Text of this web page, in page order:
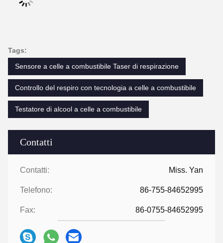
Contatti
Contatti: Miss. Yan
Telefono: 86-755-84652995
Fax: 86-0755-84652995
Tags:
Sensore a celle a combustibile Taser di respirazione
Controllo del respiro con tecnologia a celle a combustibile
Testatore di alcool a celle a combustibile